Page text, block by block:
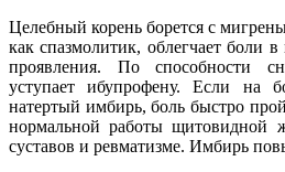
Целебный корень борется с
как спазмолитик, облегчает боли
проявления. По способности
уступает ибупрофену. Если на
натертый имбирь, боль быстро
нормальной работы щитовидной
суставов и ревматизме. Имбирь